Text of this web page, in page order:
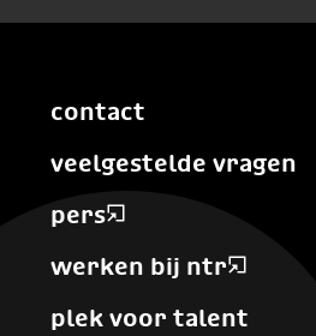
contact
veelgestelde vragen
pers
werken bij ntr
plek voor talent